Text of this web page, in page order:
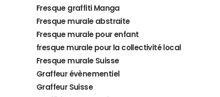
Fresque graffiti Manga
Fresque murale abstraite
Fresque murale pour enfant
fresque murale pour la collectivité local
Fresque murale Suisse
Graffeur évènementiel
Graffeur Suisse